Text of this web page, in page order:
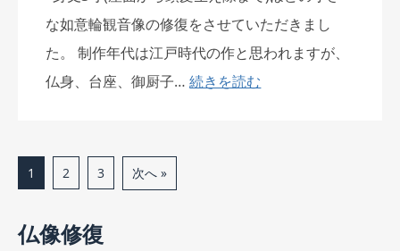
仏像修復
な如意輪観音像の修復をさせていただきまし
た。 制作年代は江戸時代の作と思われますが、
仏身、台座、御厨子…続きを読む
1 2 3 次へ »